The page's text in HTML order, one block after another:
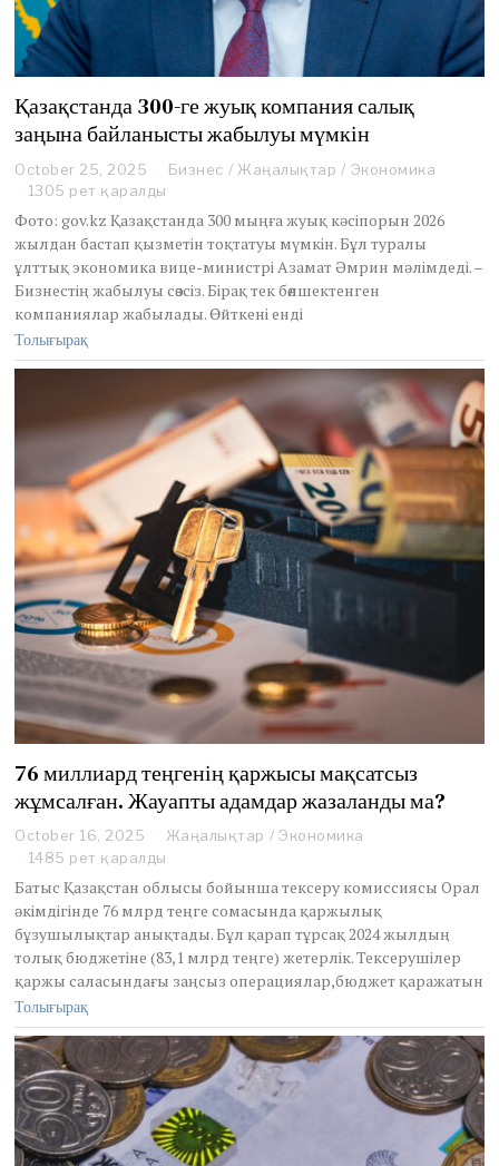
Қазақстанда 300-ге жуық компания салық
заңына байланысты жабылуы мүмкін
October 25, 2025
c
o
b
e
r
2
2
2
5
Бизнес / Жаңалықтар / Экономика
1305 рет қаралды
Фото: gov.kz Қазақстанда 300 мыңға жуық кәсіпорын 2026
жылдан бастап қызметін тоқтатуы мүмкін. Бұл туралы
ұлттық экономика вице-министрі Азамат Әмрин мәлімдеді. –
Бизнестің жабылуы сөзсіз. Бірақ тек бөлшектенген
компаниялар жабылады. Өйткені енді
Толығырақ
76 миллиард теңгенің қаржысы мақсатсыз
жұмсалған. Жауапты адамдар жазаланды ма?
October 16, 2025
c
o
b
e
r
1
2
0
2
5
Жаңалықтар / Экономика
1485 рет қаралды
Батыс Қазақстан облысы бойынша тексеру комиссиясы Орал
әкімдігінде 76 млрд теңге сомасында қаржылық
бұзушылықтар анықтады. Бұл қарап тұрсақ 2024 жылдың
толық бюджетіне (83,1 млрд теңге) жетерлік. Тексерушілер
қаржы саласындағы заңсыз операциялар,бюджет қаражатын
Толығырақ